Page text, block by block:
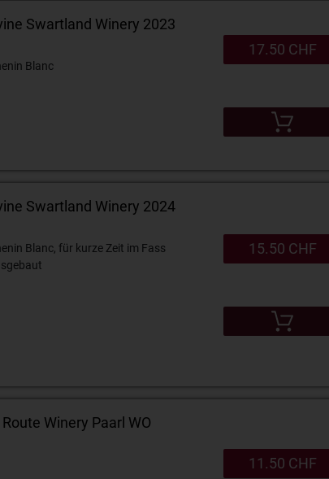
Swartland Winery 2023
Blanc
17.50 CHF
Swartland Winery 2024
Blanc, für kurze Zeit im Fass
15.50 CHF
Winery Paarl WO
11.50 CHF